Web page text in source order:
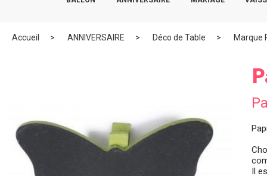
Accueil ANNIVERSAIRE Déco de Table Marque
Il